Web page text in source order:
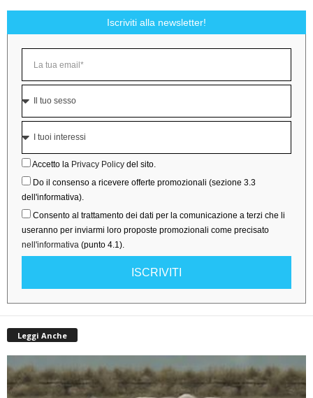
Iscriviti alla newsletter!
Accetto la Privacy Policy del sito.
Do il consenso a ricevere offerte promozionali (sezione 3.3
dell'informativa).
Consento al trattamento dei dati per la comunicazione a terzi che li
useranno per inviarmi loro proposte promozionali come precisato
nell'informativa (punto 4.1).
ISCRIVITI
Leggi Anche